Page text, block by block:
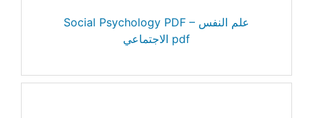
Social Psychology PDF – علم النفس
الاجتماعي pdf